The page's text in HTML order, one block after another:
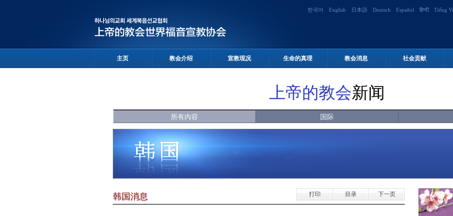
한국어 English 日本語 Deutsch Español हिन्दी Tiếng
主页 教会介绍 宣教现况 生命的真理 教会消息 社会贡献
上帝的教会新闻
所有内容 国际
韩国消息 打印 目录 下一页